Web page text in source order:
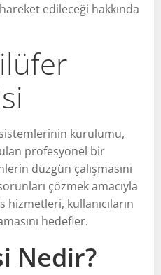
edileceği hakkında
kurulumu,
profesyonel bir
düzgün çalışmasını
çözmek amacıyla
kullanıcıların
hedefler.
Nedir?